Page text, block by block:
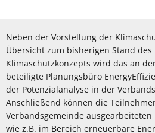
Neben der Vorstellung der
Übersicht zum bisherigen Stand
Klimaschutzkonzepts wird das an
beteiligte Planungsbüro
der Potenzialanalyse in der
Anschließend können die
Verbandsgemeinde
wie z.B. im Bereich erneuerbare